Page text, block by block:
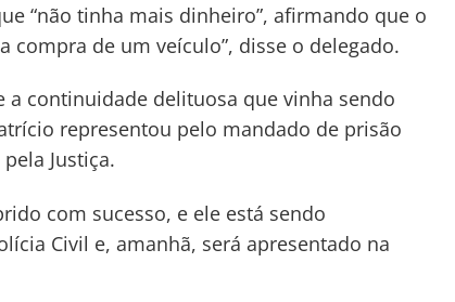
“não tinha mais dinheiro”, afirmando que o
de um veículo”, disse o delegado.
a continuidade delituosa que vinha sendo
representou pelo mandado de prisão
Justiça.
com sucesso, e ele está sendo
Civil e, amanhã, será apresentado na